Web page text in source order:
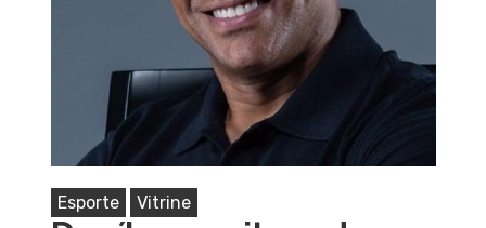
Esporte Vitrine